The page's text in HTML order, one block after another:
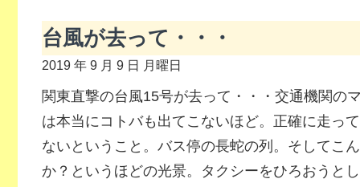
台風が去って・・・
2019 年 9 月 9 日 月曜日
関東直撃の台風15号が去って・・・交通機関の
は本当にコトバも出てこないほど。正確に走っ
ないということ。バス停の長蛇の列。そしてこ
か？というほどの光景。タクシーをひろおうと